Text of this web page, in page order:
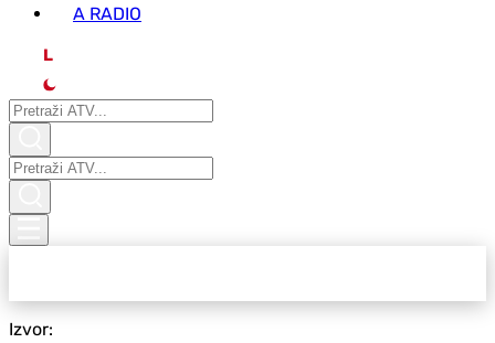
A RADIO
L
Izvor: